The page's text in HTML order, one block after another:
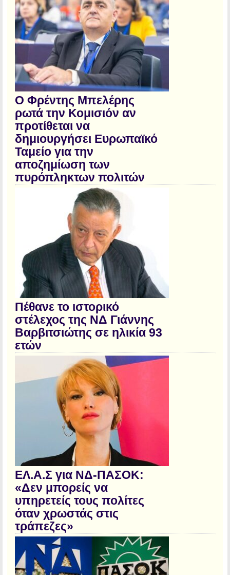
Ο Φρέντης Μπελέρης
ρωτά την Κομισιόν αν
προτίθεται να
δημιουργήσει Ευρωπαϊκό
Ταμείο για την
αποζημίωση των
πυρόπληκτων πολιτών
Πέθανε το ιστορικό
στέλεχος της ΝΔ Γιάννης
Βαρβιτσιώτης σε ηλικία 93
ετών
ΕΛ.Α.Σ για ΝΔ-ΠΑΣΟΚ:
«Δεν μπορείς να
υπηρετείς τους πολίτες
όταν χρωστάς στις
τράπεζες»